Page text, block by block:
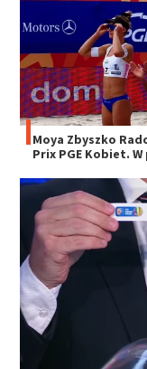
Moya Zbyszko
Prix PGE Kobiet.